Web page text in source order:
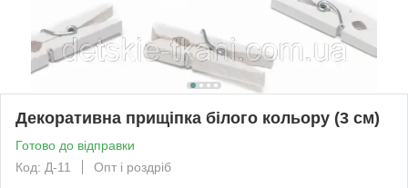
Декоративна прищіпка білого кольору (3 см)
Готово до відправки
Код: Д-11
Опт і роздріб